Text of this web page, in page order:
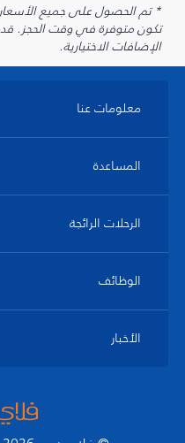
تكون متوفرة في وقت الحجز.
الإضافات الاختيارية.
معلومات عنا
المساعدة
الرحلات الرائجة
الوظائف
الأخبار